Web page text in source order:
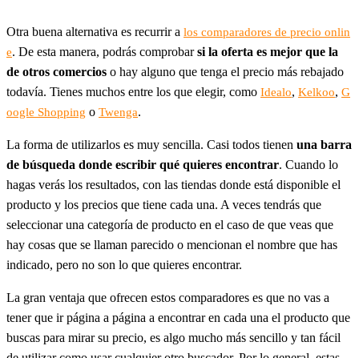
Otra buena alternativa es recurrir a los comparadores de precio onlin
e. De esta manera, podrás comprobarsi la oferta es mejor que la
de otros comercios o hay alguno que tenga el precio más rebajado
todavía. Tienes muchos entre los que elegir, como Idealo, Kelkoo, G
oogle Shopping o Twenga.
La forma de utilizarlos es muy sencilla. Casi todos tienen una barra
de búsqueda donde escribir qué quieres encontrar. Cuando lo
hagas verás los resultados, con las tiendas donde está disponible el
producto y los precios que tiene cada una. A veces tendrás que
seleccionar una categoría de producto en el caso de que veas que
hay cosas que se llaman parecido o mencionan el nombre que has
indicado, pero no son lo que quieres encontrar.
La gran ventaja que ofrecen estos comparadores es que no vas a
tener que ir página a página a encontrar en cada una el producto que
buscas para mirar su precio, es algo mucho más sencillo y tan fácil